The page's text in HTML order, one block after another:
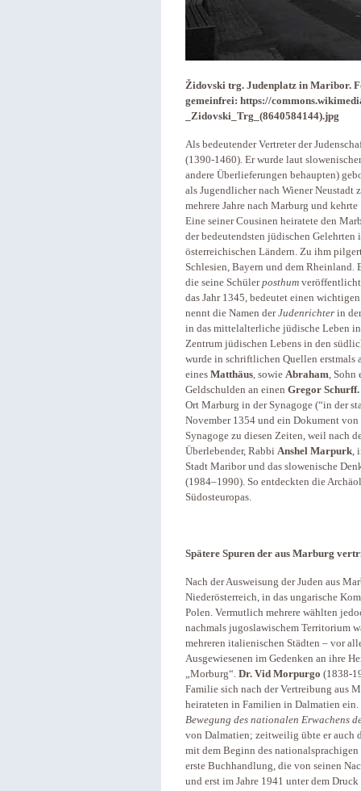
Židovski trg. Judenplatz in Maribor.
gemeinfrei: https://
_Zidovski_Trg_(8640584144).jpg
Als bedeutender Vertreter der
(1390-1460). Er wurde laut
andere Überlieferungen behaupten)
als Jugendlicher nach Wiener Neustadt
mehrere Jahre nach Marburg und
Eine seiner Cousinen heiratete den
der bedeutendsten jüdischen
österreichischen Ländern. Zu ihm
Schlesien, Bayern und dem Rheinland.
die seine Schülerposthum
das Jahr 1345, bedeutet einen
nennt die Namen derJudenrichter in
in das mittelalterliche jüdische Leben
Zentrum jüdischen Lebens in den
wurde in schriftlichen Quellen erstmals
eines Matthäus, sowie Abraham, Sohn
Geldschulden an einen Gregor Schurff.
Ort Marburg in der Synagoge (“in der
November 1354 und ein Dokument
Synagoge zu diesen Zeiten, weil nach
Überlebender, Rabbi Anshel Marpurk,
Stadt Maribor und das slowenische
(1984–1990). So entdeckten die
Südosteuropas.
Spätere Spuren der aus Marburg
Nach der Ausweisung der Juden aus
Niederösterreich, in das ungarische
Polen. Vermutlich mehrere wählten
nachmals jugoslawischem Territorium
mehreren italienischen Städten – vor
Ausgewiesenen im Gedenken an ihre
„Morburg“. Dr. Vid Morpurgo (1838-
Familie sich nach der Vertreibung aus
heirateten in Familien in Dalmatien
Bewegung des nationalen Erwachens
von Dalmatien; zeitweilig übte er auch
mit dem Beginn des
erste Buchhandlung, die von seinen
und erst im Jahre 1941 unter dem